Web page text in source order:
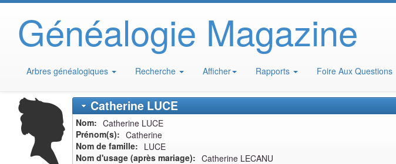
Généalogie Magazine
Arbres généalogiques Recherche Afficher Rapports Foire Aux Questions
CatherineLUCE
Nom Catherine LUCE
Prénom(s)
Catherine
Nom de famille
LUCE
Nom d'usage (après mariage)
Catherine LECANU